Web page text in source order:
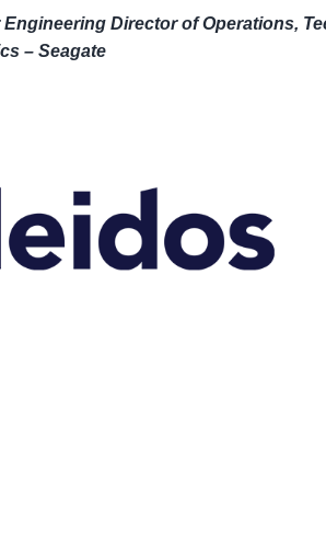
Director of Operations,
– Seagate